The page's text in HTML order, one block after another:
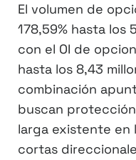
El volumen de
178,59% hasta los
con el OI de
hasta los 8,43
combinación
buscan
larga existente en
cortas